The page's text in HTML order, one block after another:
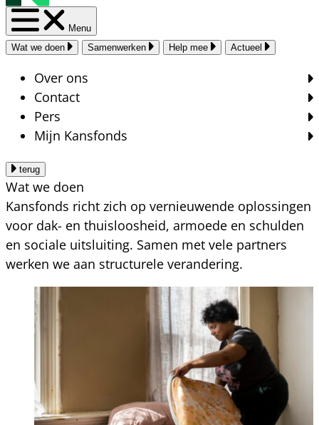
Menu
Wat we doen
Samenwerken Help mee Actueel
Over ons
Contact
Pers
Mijn Kansfonds
terug
Wat we doen
Kansfonds richt zich op vernieuwende oplossingen
voor dak- en thuisloosheid, armoede en schulden
en sociale uitsluiting. Samen met vele partners
werken we aan structurele verandering.